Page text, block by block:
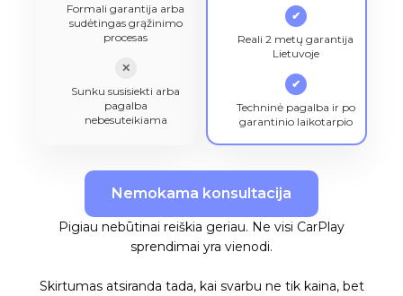
Formali garantija arba
sudėtingas grąžinimo
procesas
✕
Sunku susisiekti arba
pagalba
nebesuteikiama
✔
Reali 2 metų garantija
Lietuvoje
✔
Techninė pagalba ir po
garantinio laikotarpio
Nemokama konsultacija
Pigiau nebūtinai reiškia geriau. Ne visi CarPlay
sprendimai yra vienodi.
Skirtumas atsiranda tada, kai svarbu ne tik kaina, bet